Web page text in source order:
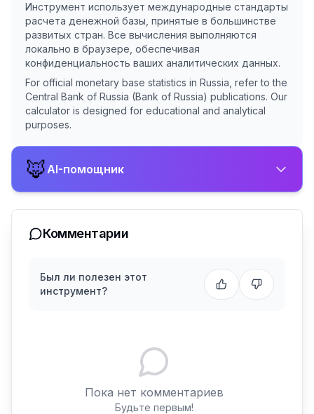
Инструмент использует международные стандарты
расчета денежной базы, принятые в большинстве
развитых стран. Все вычисления выполняются
локально в браузере, обеспечивая
конфиденциальность ваших аналитических данных.
For official monetary base statistics in Russia, refer to the
Central Bank of Russia (Bank of Russia) publications. Our
calculator is designed for educational and analytical
purposes.
🦊AI-помощник
Комментарии
Был ли полезен этот
инструмент?
Пока нет комментариев
Будьте первым!